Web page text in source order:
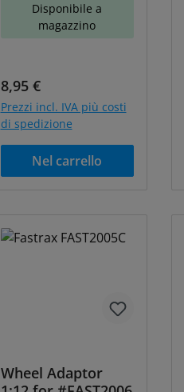
Disponibile a
magazzino
Prezzo normale:
8,95 €
Prezzi incl. IVA più costi
di spedizione
Nel carrello
Wheel Adaptor